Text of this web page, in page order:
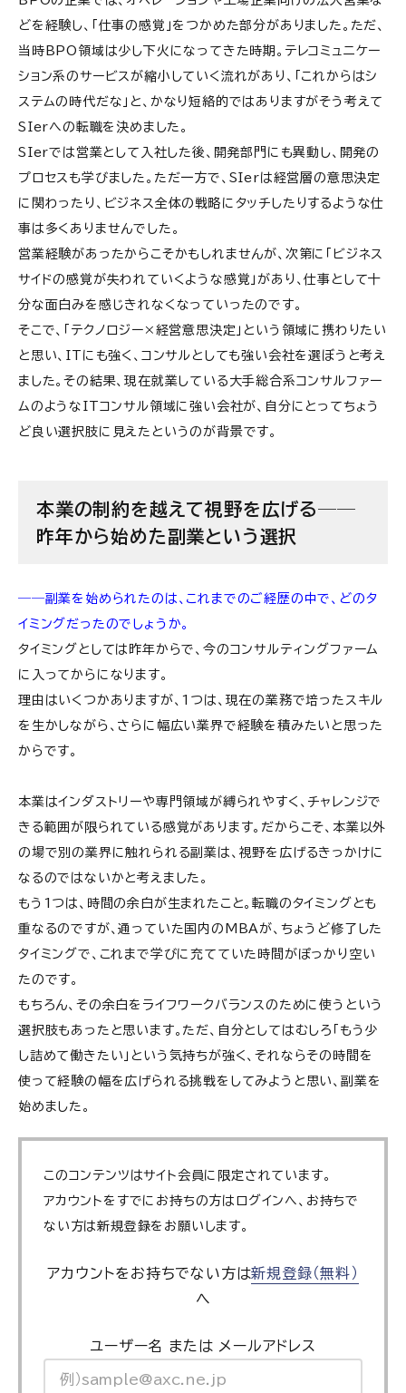
どを経験し、「仕事の感覚」をつかめた部分がありました。ただ、
当時 BPO 領域は少し下火になってきた時期。テレコミュニケー
ション系のサービスが縮小していく流れがあり、「これからはシ
ステムの時代だな」と、かなり短絡的ではありますがそう考えて
SIerへの転職を決めました。
SIerでは営業として入社した後、開発部門にも異動し、開発の
プロセスも学びました。ただ一方で、 SIerは経営層の意思決定
に関わったり、ビジネス全体の戦略にタッチしたりするような仕
事は多くありませんでした。
営業経験があったからこそかもしれませんが、次第に「ビジネス
サイドの感覚が失われていくような感覚」があり、仕事として十
分な面白みを感じきれなくなっていったのです。
そこで、「テクノロジー × 経営意思決定」という領域に携わりたい
と思い、 IT にも強く、コンサルとしても強い会社を選ぼうと考え
ました。その結果、現在就業している大手総合系コンサルファー
ムのような ITコンサル領域に強い会社が、自分にとってちょう
ど良い選択肢に見えたというのが背景です。
本業の制約を越えて視野を広げる──
昨年から始めた副業という選択
――副業を始められたのは、これまでのご経歴の中で、どのタ
イミングだったのでしょうか。
タイミングとしては昨年からで、今のコンサルティングファーム
に入ってからになります。
理由はいくつかありますが、 1 つは、現在の業務で培ったスキル
を生かしながら、さらに幅広い業界で経験を積みたいと思った
からです。
本業はインダストリーや専門領域が縛られやすく、チャレンジで
きる範囲が限られている感覚があります。だからこそ、本業以外
の場で別の業界に触れられる副業は、視野を広げるきっかけに
なるのではないかと考えました。
もう 1 つは、時間の余白が生まれたこと。転職のタイミングとも
重なるのですが、通っていた国内の MBA が、ちょうど修了した
タイミングで、これまで学びに充てていた時間がぽっかり空い
たのです。
もちろん、その余白をライフワークバランスのために使うという
選択肢もあったと思います。ただ、自分としてはむしろ「もう少
し詰めて働きたい」という気持ちが強く、それならその時間を
使って経験の幅を広げられる挑戦をしてみようと思い、副業を
始めました。
このコンテンツはサイト会員に限定されています。
アカウントをすでにお持ちの方はログインへ、お持ちで
ない方は新規登録をお願いします。
アカウントをお持ちでない方は新規登録（無料）
へ
ユーザー名 または メールアドレス